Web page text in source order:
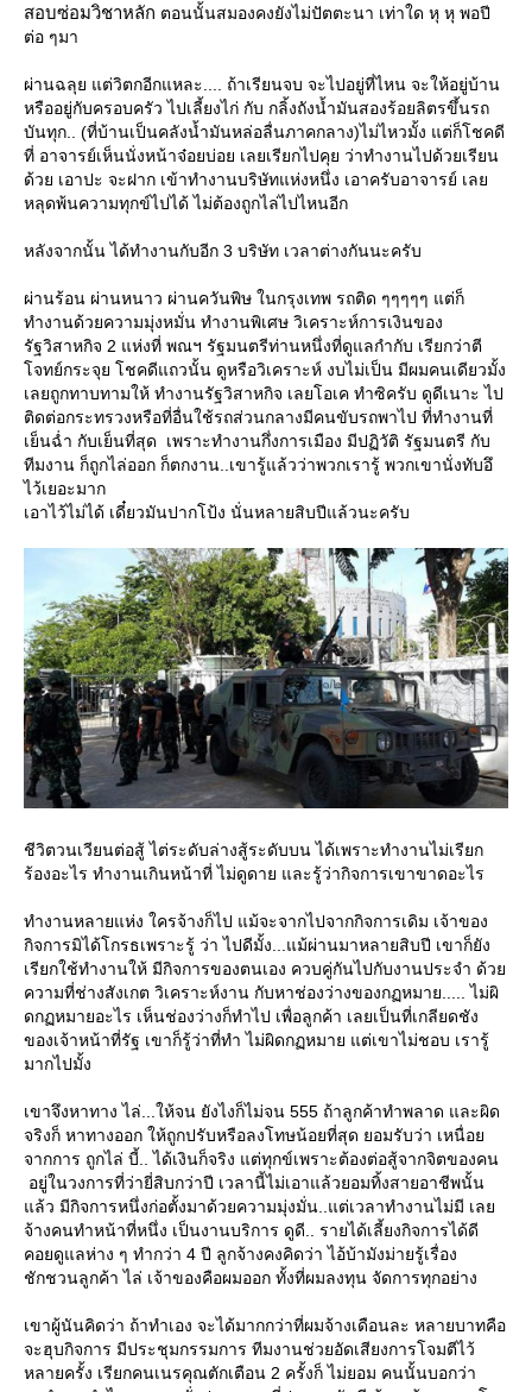
สอบซ่อมวิชาหลัก ตอนนั้นสมองคงยังไม่ปัตตะนา เท่าใด หุ หุ พอปี
ต่อ ๆมา
ผ่านฉลุย แต่วิตกอีกแหละ.... ถ้าเรียนจบ จะไปอยู่ที่ไหน จะให้อยู่บ้าน
หรืออยู่กับครอบครัว ไปเลี้ยงไก่ กับ กลิ้งถังน้ำมันสองร้อยลิตรขึ้นรถ
บันทุก.. (ที่บ้านเป็นคลังน้ำมันหล่อลื่นภาคกลาง)ไม่ไหวมั้ง แต่ก็โชคดี
ที่ อาจารย์เห็นนั่งหน้าจ๋อยบ่อย เลยเรียกไปคุย ว่าทำงานไปด้วยเรียน
ด้วย เอาปะ จะฝาก เข้าทำงานบริษัทแห่งหนึ่ง เอาครับอาจารย์ เล
หลุดพ้นความทุกข์ไปได้ ไม่ต้องถูกไล่ไปไหนอีก
หลังจากนั้น ได้ทำงานกับอีก 3 บริษัท เวลาต่างกันนะครับ
ผ่านร้อน ผ่านหนาว ผ่านควันพิษ ในกรุงเทพ รถติด ๆๆๆๆๆ แต่ก็
ทำงานด้วยความมุ่งหมั่น ทำงานพิเศษ วิเคราะห์การเงินของ
รัฐวิสาหกิจ 2 แห่งที่ พณฯ รัฐมนตรีท่านหนึ่งที่ดูแลกำกับ เรียกว่าตี
จทย์กระจุย โชคดีแถวนั้น ดูหรือวิเคราะห์ งบไม่เป็น มีผมคนเดียวมั้ง
เลยถูกทาบทามให้ ทำงานรัฐวิสาหกิจ เลยโอเค ทำซิครับ ดูดีเนาะ ไป
ติดต่อกระทรวงหรือที่อื่นใช้รถส่วนกลางมีคนขับรถพาไป ที่ทำงานที่
เย็นฉ่ำ กับเย็นที่สุด เพราะทำงานกึ่งการเมือง มีปฏิวัติ รัฐมนตรี กับ
ทีมงาน ก็ถูกไล่ออก ก็ตกงาน..เขารู้แล้วว่าพวกเรารู้ พวกเขานั่งทับอึ
ไว้เยอะมาก
เอาไว้ไม่ได้ เดี๋ยวมันปากโป้ง นั่นหลายสิบปีแล้วนะครับ
ชีวิตวนเวียนต่อสู้ ไต่ระดับล่างสู้ระดับบน ได้เพราะทำงานไม่เรียก
ร้องอะไร ทำงานเกินหน้าที่ ไม่ดูดาย และรู้ว่ากิจการเขาขาดอะไร
ทำงานหลายแห่ง ใครจ้างก็ไป แม้จะจากไปจากกิจการเดิม เจ้าของ
กิจการมิได้โกรธเพราะรู้ ว่า ไปดีมั้ง...แม้ผ่านมาหลายสิบปี เขาก็ยัง
เรียกใช้ทำงานให้ มีกิจการของตนเอง ควบคู่กันไปกับงานประจำ ด้ว
ความที่ช่างสังเกต วิเคราะห์งาน กับหาช่องว่างของกฏหมาย..... ไม่ผิ
ดกฏหมายอะไร เห็นช่องว่างก็ทำไป เพื่อลูกค้า เลยเป็นที่เกลียดชัง
ของเจ้าหน้าที่รัฐ เขาก็รู้ว่าที่ทำ ไม่ผิดกฏหมาย แต่เขาไม่ชอบ เรารู้
มากไปมั้ง
เขาจึงหาทาง ไล่...ให้จน ยังไงก็ไม่จน 555 ถ้าลูกค้าทำพลาด และผิด
จริงก็ หาทางออก ให้ถูกปรับหรือลงโทษน้อยที่สุด ยอมรับว่า เหนื่อ
จากการ ถูกไล่ บี้.. ได้เงินก็จริง แต่ทุกข์เพราะต้องต่อสู้จากจิตของคน
อยู่ในวงการที่ว่ายี่สิบกว่าปี เวลานี้ไม่เอาแล้วยอมทิ้งสายอาชีพนั้น
ล้ว มีกิจการหนึ่งก่อตั้งมาด้วยความมุ่งมั่น..แต่เวลาทำงานไม่มี เล
จ้างคนทำหน้าที่หนึ่ง เป็นงานบริการ ดูดี.. รายได้เลี้ยงกิจการได้ดี
คอยดูแลห่าง ๆ ทำกว่า 4 ปี ลูกจ้างคงคิดว่า ไอ้บ้ามังม่ายรู้เรื่อง
ชักชวนลูกค้า ไล่ เจ้าของคือผมออก ทั้งที่ผมลงทุน จัดการทุกอย่าง
เขาผู้นันคิดว่า ถ้าทำเอง จะได้มากกว่าที่ผมจ้างเดือนละ หลายบาทคือ
จะฮุบกิจการ มีประชุมกรรมการ ทีมงานช่วยอัดเสียงการโจมตีไว้
หลายครั้ง เรียกคนเนรคุณตักเตือน 2 ครั้งก็ ไม่ยอม คนนั้นบอกว่า